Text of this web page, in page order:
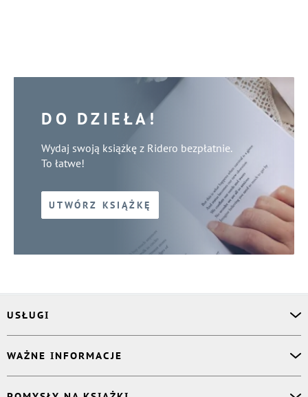
DO DZIEŁA!
Wydaj swoją książkę z Ridero bezpłatnie.
To łatwe!
UTWÓRZ KSIĄŻKĘ
USŁUGI
Korektor
Projektant okładki
WAŻNE INFORMACJE